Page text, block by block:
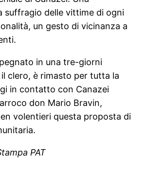
suffragio delle vittime di ogni
un gesto di vicinanza a
in una tre-giorni
clero, è rimasto per tutta la
in contatto con Canazei
don Mario Bravin,
volentieri questa proposta di
PAT